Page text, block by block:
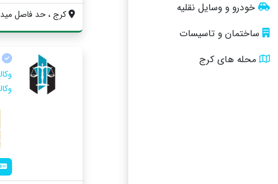
خودرو و وسایل نقلیه
ساختمان و تاسیسات
محله های کرج
کرج ، حد فاصل